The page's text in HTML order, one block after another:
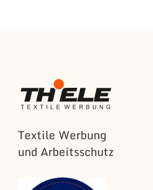
Textile Werbung
und Arbeitsschutz